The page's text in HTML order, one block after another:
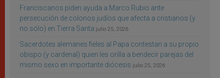
Franciscanos piden ayuda a Marco Rubio ante
persecución de colonos judíos que afecta a cristianos (y
no sólo) en Tierra Santa julio 25, 2026
Sacerdotes alemanes fieles al Papa contestan a su propio
obispo (y cardenal) quien les orilla a bendecir parejas del
mismo sexo en importante diócesis julio 25, 2026